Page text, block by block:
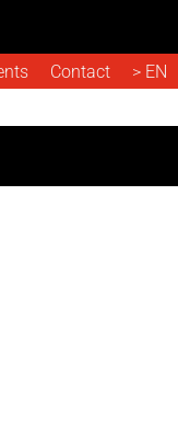
Contact > EN